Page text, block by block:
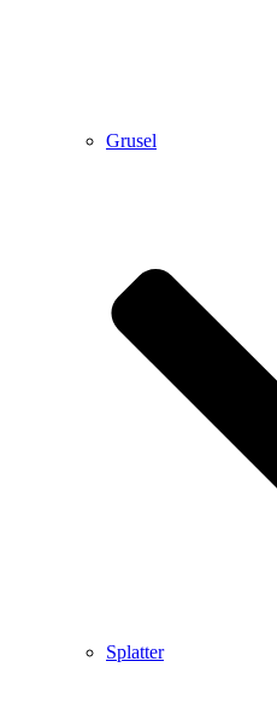
Grusel
Splatter